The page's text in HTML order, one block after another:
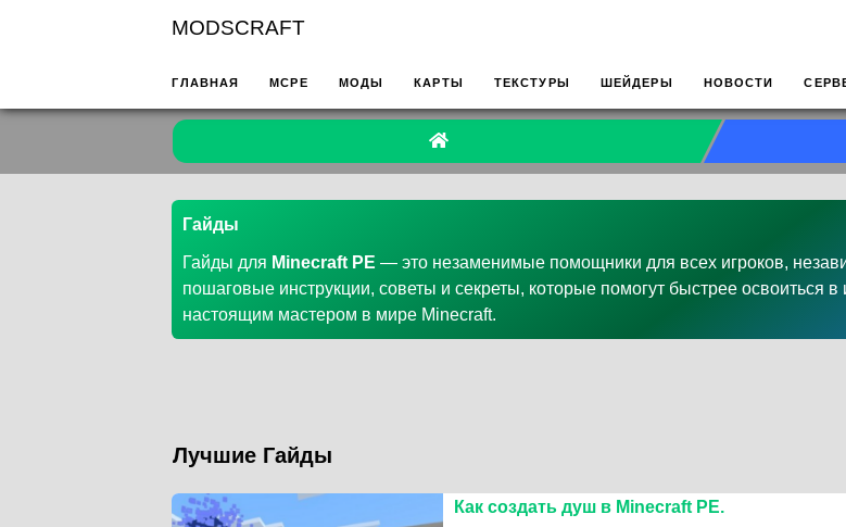
MODSCRAFT
ГЛАВНАЯ MCPE МОДЫ КАРТЫ ТЕКСТУРЫ ШЕЙДЕРЫ НОВОСТИ
Гайды
Гайды для Minecraft PE — это незаменимые помощники для всех игроков,
пошаговые инструкции, советы и секреты, которые помогут быстрее освоиться в
настоящим мастером в мире Minecraft.
Лучшие Гайды
Как создать душ в Minecraft PE.